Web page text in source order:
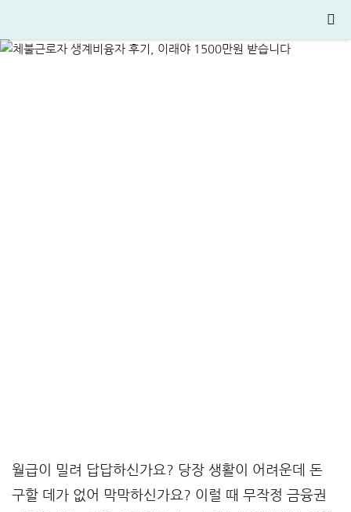
월급이 밀려 답답하신가요? 당장 생활이 어려운데 돈
구할 데가 없어 막막하신가요? 이럴 때 무작정 금융권